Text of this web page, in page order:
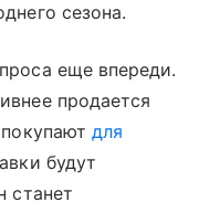
сезона.
еще впереди.
продается
для
будут
станет